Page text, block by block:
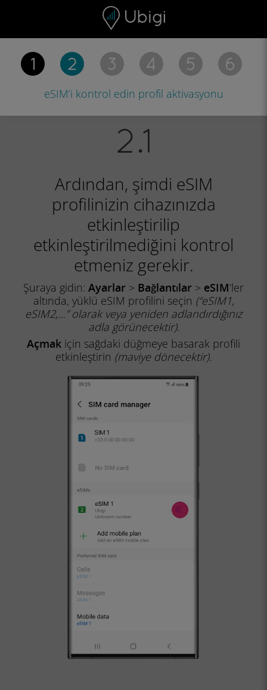
Gezinme çubuğu Alt bilgi
eSIM’i kontrol edin profi̇l akti̇vasyonu
Ardından, şimdi eSIM
profilinizin cihazınızda
etkinleştirilip
etkinleştirilmediğini kontrol
etmeniz gerekir.
Şuraya gidin: Ayarlar > Bağlantılar > eSIM‘ler
altında, yüklü eSIM profilini seçin (“eSIM1,
eSIM2,…” olarak veya yeniden adlandırdığınız
adla görünecektir).
Açmak için sağdaki düğmeye basarak profili
etkinleştirin (maviye dönecektir).